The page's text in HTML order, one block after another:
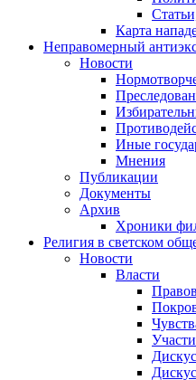
Карта
Неправомерный
Новости
Иные
Мнения
Публикации
Документы
Архив
Хроники
Религия в светском
Новости
Власти